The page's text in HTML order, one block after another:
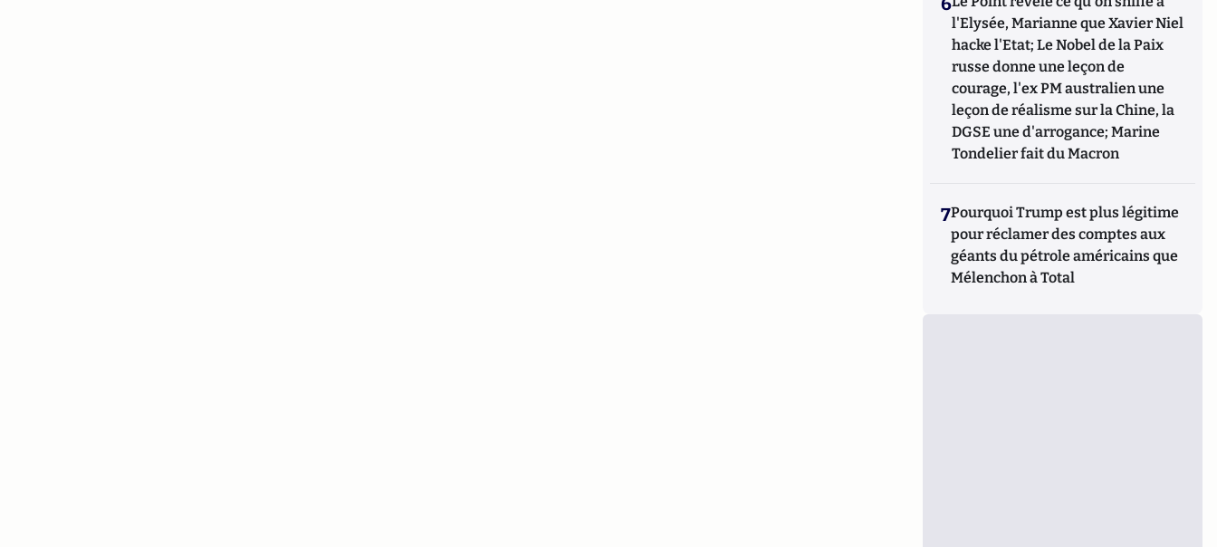
l'Elysée, Marianne que Xavier Niel
hacke l'Etat; Le Nobel de la Paix
russe donne une leçon de
courage, l'ex PM australien une
leçon de réalisme sur la Chine, la
DGSE une d'arrogance; Marine
Tondelier fait du Macron
7Pourquoi Trump est plus légitime
pour réclamer des comptes aux
géants du pétrole américains que
Mélenchon à Total